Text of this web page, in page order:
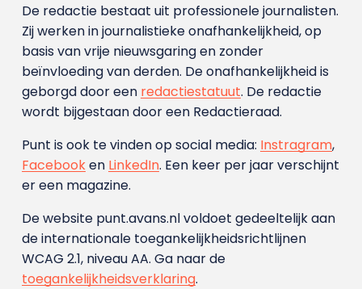
De redactie bestaat uit professionele journalisten.
Zij werken in journalistieke onafhankelijkheid, op
basis van vrije nieuwsgaring en zonder
beïnvloeding van derden. De onafhankelijkheid is
geborgd door een redactiestatuut. De redactie
wordt bijgestaan door een Redactieraad.
Punt is ook te vinden op social media: Instragram,
Facebooken LinkedIn. Een keer per jaar verschijnt
er een magazine.
De website punt.avans.nl voldoet gedeeltelijk aan
de internationale toegankelijkheidsrichtlijnen
WCAG 2.1, niveau AA. Ga naar de
toegankelijkheidsverklaring.